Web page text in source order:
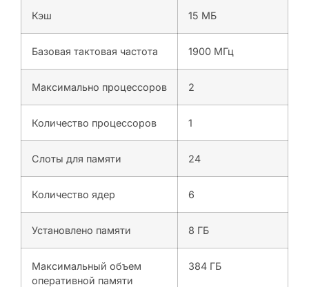
Кэш 15 МБ
Базовая тактовая частота 1900 МГц
Максимально процессоров 2
Количество процессоров 1
Слоты для памяти 24
Количество ядер 6
Установлено памяти 8 ГБ
Максимальный объем
оперативной памяти
384 ГБ